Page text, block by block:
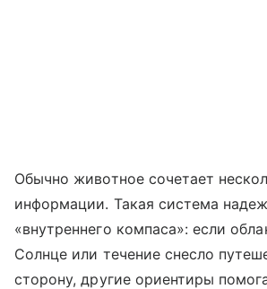
Обычно животное сочетает
информации. Такая система
«внутреннего компаса»: если
Солнце или течение снесло
сторону, другие ориентиры